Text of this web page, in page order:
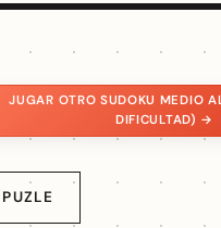
JUGAR OTRO SUDOKU MEDIO
DIFICULTAD) →